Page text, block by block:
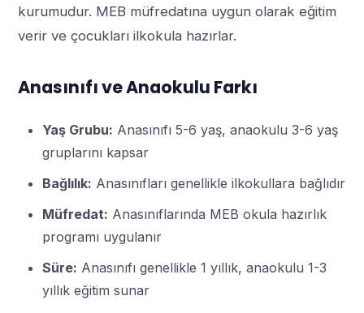
kurumudur. MEB müfredatına uygun olarak eğitim
verir ve çocukları ilkokula hazırlar.
Anasınıfı ve Anaokulu Farkı
Yaş Grubu: Anasınıfı 5-6 yaş, anaokulu 3-6 yaş
gruplarını kapsar
Bağlılık: Anasınıfları genellikle ilkokullara bağlıdır
Müfredat: Anasınıflarında MEB okula hazırlık
programı uygulanır
Süre: Anasınıfı genellikle 1 yıllık, anaokulu 1-3
yıllık eğitim sunar